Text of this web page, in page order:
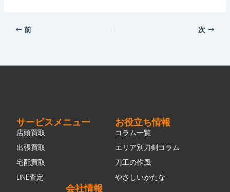
前 次
サービスメニュー
店頭買取
出張買取
宅配買取
LINE査定
お役立ち情報
コラム一覧
エリア別刀剣コラム
刀工の作風
やさしいかたな
会社情報